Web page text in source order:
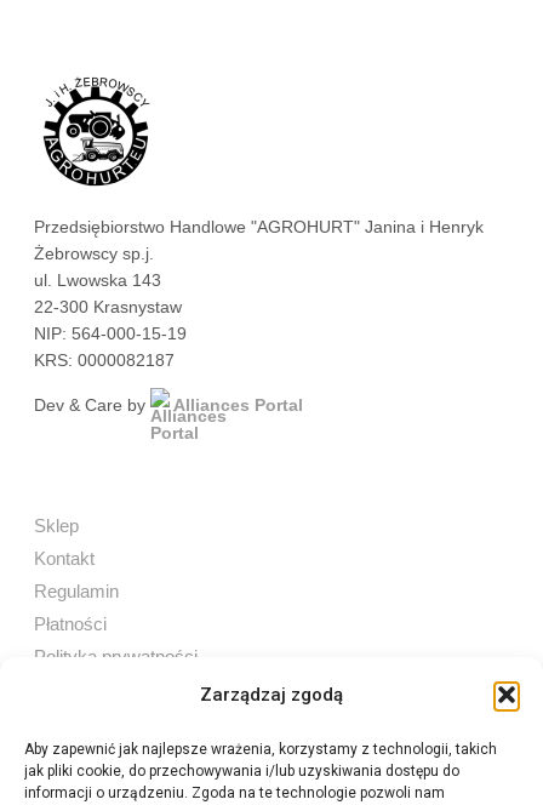
Zarządzaj zgodą
Aby zapewnić jak najlepsze wrażenia, korzystamy z technologii, takich
jak pliki cookie, do przechowywania i/lub uzyskiwania dostępu do
informacji o urządzeniu. Zgoda na te technologie pozwoli nam
Przedsiębiorstwo Handlowe "AGROHURT" Janina i Henryk
Żebrowscy sp.j.
ul. Lwowska 143
22-300 Krasnystaw
NIP: 564-000-15-19
KRS: 0000082187
Dev & Care by Alliances Portal
Sklep
Kontakt
Regulamin
Płatności
Polityka prywatności
Sprzedaż internetowa